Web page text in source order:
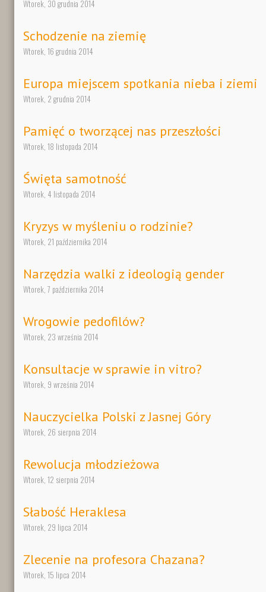
Wtorek, 30 grudnia 2014
Schodzenie na ziemię
Wtorek, 16 grudnia 2014
Europa miejscem spotkania nieba i ziemi
Wtorek, 2 grudnia 2014
Pamięć o tworzącej nas przeszłości
Wtorek, 18 listopada 2014
Święta samotność
Wtorek, 4 listopada 2014
Kryzys w myśleniu o rodzinie?
Wtorek, 21 października 2014
Narzędzia walki z ideologią gender
Wtorek, 7 października 2014
Wrogowie pedofilów?
Wtorek, 23 września 2014
Konsultacje w sprawie in vitro?
Wtorek, 9 września 2014
Nauczycielka Polski z Jasnej Góry
Wtorek, 26 sierpnia 2014
Rewolucja młodzieżowa
Wtorek, 12 sierpnia 2014
Słabość Heraklesa
Wtorek, 29 lipca 2014
Zlecenie na profesora Chazana?
Wtorek, 15 lipca 2014